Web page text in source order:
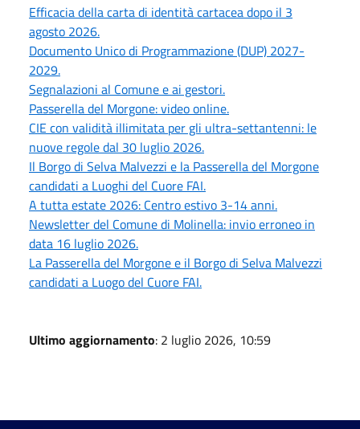
Efficacia della carta di identità cartacea dopo il 3
agosto 2026.
Documento Unico di Programmazione (DUP) 2027-
2029.
Segnalazioni al Comune e ai gestori.
Passerella del Morgone: video online.
CIE con validità illimitata per gli ultra-settantenni: le
nuove regole dal 30 luglio 2026.
Il Borgo di Selva Malvezzi e la Passerella del Morgone
candidati a Luoghi del Cuore FAI.
A tutta estate 2026: Centro estivo 3-14 anni.
Newsletter del Comune di Molinella: invio erroneo in
data 16 luglio 2026.
La Passerella del Morgone e il Borgo di Selva Malvezzi
candidati a Luogo del Cuore FAI.
Ultimo aggiornamento: 2 luglio 2026, 10:59